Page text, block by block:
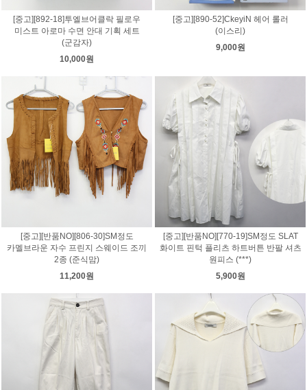
[중고][892-18]투엘브어클락 필로우
미스트 아로마 수면 안대 기획 세트
(군감자)
10,000원
[중고][890-52]CkeyiN 헤어 롤러
(이스리)
9,000원
[중고][반품NO][806-30]SM정도
카멜브라운 자수 프린지 스웨이드 조끼
2종 (준식맘)
11,200원
[중고][반품NO][770-19]SM정도 SLAT
화이트 핀턱 플리츠 하트버튼 반팔 셔츠
원피스 (***)
5,900원